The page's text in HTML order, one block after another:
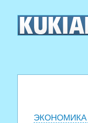
ЭКОНОМИКА